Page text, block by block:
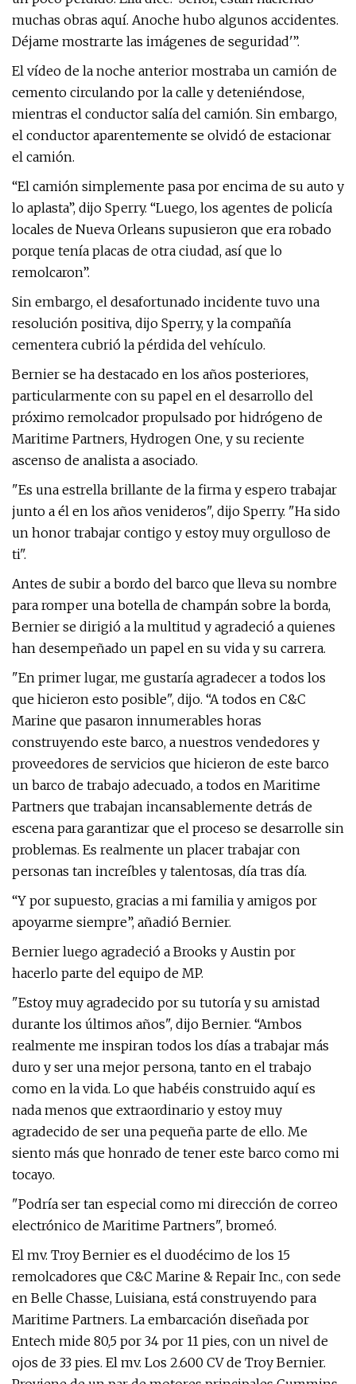
muchas obras aquí. Anoche hubo algunos accidentes.
Déjame mostrarte las imágenes de seguridad'”.
El vídeo de la noche anterior mostraba un camión de
cemento circulando por la calle y deteniéndose,
mientras el conductor salía del camión. Sin embargo,
el conductor aparentemente se olvidó de estacionar
el camión.
“El camión simplemente pasa por encima de su auto y
lo aplasta”, dijo Sperry. “Luego, los agentes de policía
locales de Nueva Orleans supusieron que era robado
porque tenía placas de otra ciudad, así que lo
remolcaron”.
Sin embargo, el desafortunado incidente tuvo una
resolución positiva, dijo Sperry, y la compañía
cementera cubrió la pérdida del vehículo.
Bernier se ha destacado en los años posteriores,
particularmente con su papel en el desarrollo del
próximo remolcador propulsado por hidrógeno de
Maritime Partners, Hydrogen One, y su reciente
ascenso de analista a asociado.
"Es una estrella brillante de la firma y espero trabajar
junto a él en los años venideros", dijo Sperry. "Ha sido
un honor trabajar contigo y estoy muy orgulloso de
ti".
Antes de subir a bordo del barco que lleva su nombre
para romper una botella de champán sobre la borda,
Bernier se dirigió a la multitud y agradeció a quienes
han desempeñado un papel en su vida y su carrera.
"En primer lugar, me gustaría agradecer a todos los
que hicieron esto posible", dijo. “A todos en C&C
Marine que pasaron innumerables horas
construyendo este barco, a nuestros vendedores y
proveedores de servicios que hicieron de este barco
un barco de trabajo adecuado, a todos en Maritime
Partners que trabajan incansablemente detrás de
escena para garantizar que el proceso se desarrolle sin
problemas. Es realmente un placer trabajar con
personas tan increíbles y talentosas, día tras día.
“Y por supuesto, gracias a mi familia y amigos por
apoyarme siempre”, añadió Bernier.
Bernier luego agradeció a Brooks y Austin por
hacerlo parte del equipo de MP.
"Estoy muy agradecido por su tutoría y su amistad
durante los últimos años", dijo Bernier. “Ambos
realmente me inspiran todos los días a trabajar más
duro y ser una mejor persona, tanto en el trabajo
como en la vida. Lo que habéis construido aquí es
nada menos que extraordinario y estoy muy
agradecido de ser una pequeña parte de ello. Me
siento más que honrado de tener este barco como mi
tocayo.
"Podría ser tan especial como mi dirección de correo
electrónico de Maritime Partners", bromeó.
El mv. Troy Bernier es el duodécimo de los 15
remolcadores que C&C Marine & Repair Inc., con sede
en Belle Chasse, Luisiana, está construyendo para
Maritime Partners. La embarcación diseñada por
Entech mide 80,5 por 34 por 11 pies, con un nivel de
ojos de 33 pies. El mv. Los 2.600 CV de Troy Bernier.